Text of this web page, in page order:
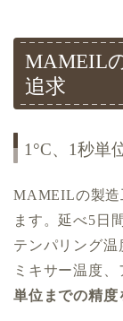
MAMEIL
追求
1°C、1秒単
MAMEILの製造
ます。延べ5日
テンパリング
ミキサー温度、
単位までの精度